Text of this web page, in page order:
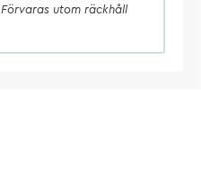
utom räckhåll